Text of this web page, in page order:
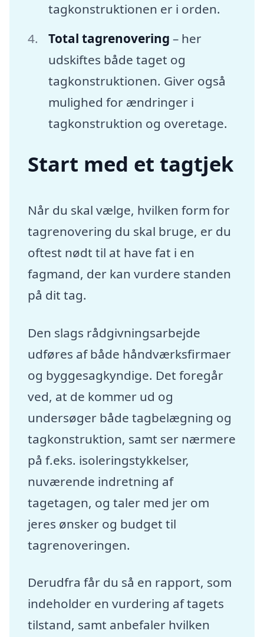
tagkonstruktionen er i orden.
Total tagrenovering – her
udskiftes både taget og
tagkonstruktionen. Giver også
mulighed for ændringer i
tagkonstruktion og overetage.
Start med et tagtjek
Når du skal vælge, hvilken form for
tagrenovering du skal bruge, er du
oftest nødt til at have fat i en
fagmand, der kan vurdere standen
på dit tag.
Den slags rådgivningsarbejde
udføres af både håndværksfirmaer
og byggesagkyndige. Det foregår
ved, at de kommer ud og
undersøger både tagbelægning og
tagkonstruktion, samt ser nærmere
på f.eks. isoleringstykkelser,
nuværende indretning af
tagetagen, og taler med jer om
jeres ønsker og budget til
tagrenoveringen.
Derudfra får du så en rapport, som
indeholder en vurdering af tagets
tilstand, samt anbefaler hvilken